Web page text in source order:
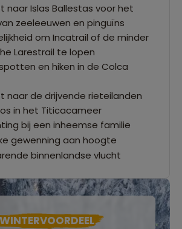
naar Islas Ballestas voor het
zeeleeuwen en pinguïns
om Incatrail of de minder
Larestrail te lopen
en hiken in de Colca
naar de drijvende rieteilanden
in het Titicacameer
bij een inheemse familie
gewenning aan hoogte
binnenlandse vlucht